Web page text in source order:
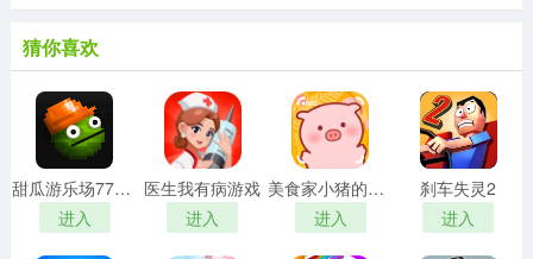
猜你喜欢
甜瓜游乐场7723自带模组汉化版
进入
医生我有病游戏
进入
美食家小猪的大冒险安卓版
进入
刹车失灵2
进入